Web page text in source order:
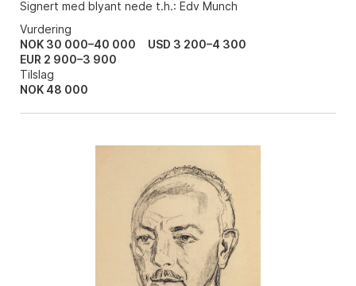
Signert med blyant nede t.h.: Edv Munch
Vurdering
NOK 30 000–40 000
USD 3 200–4 300
EUR 2 900–3 900
Tilslag
NOK 48 000